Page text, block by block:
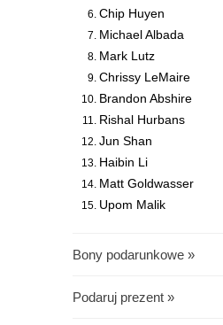
Chip Huyen
Michael Albada
Mark Lutz
Chrissy LeMaire
Brandon Abshire
Rishal Hurbans
Jun Shan
Haibin Li
Matt Goldwasser
Upom Malik
Bony podarunkowe »
Podaruj prezent »